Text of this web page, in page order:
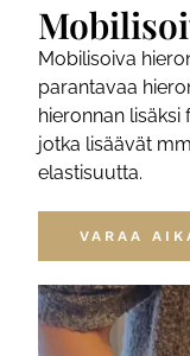
Mobilisoiva
parantavaa
hieronnan lisäksi
jotka lisäävät
elastisuutta.
VARAA